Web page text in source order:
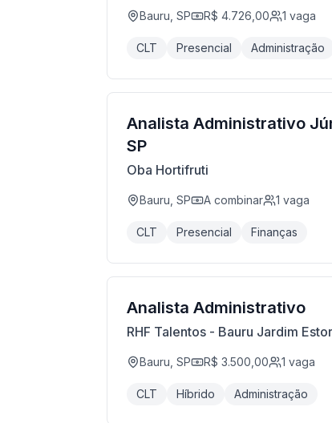
Bauru, SP R$ 4.726,00 1 vaga
CLT Presencial Administração
Analista Administrativo
SP
Oba Hortifruti
Bauru, SP A combinar 1 vaga
CLT Presencial Finanças
Analista Administrativo
RHF Talentos - Bauru Jardim
Bauru, SP R$ 3.500,00 1 vaga
CLT Híbrido Administração